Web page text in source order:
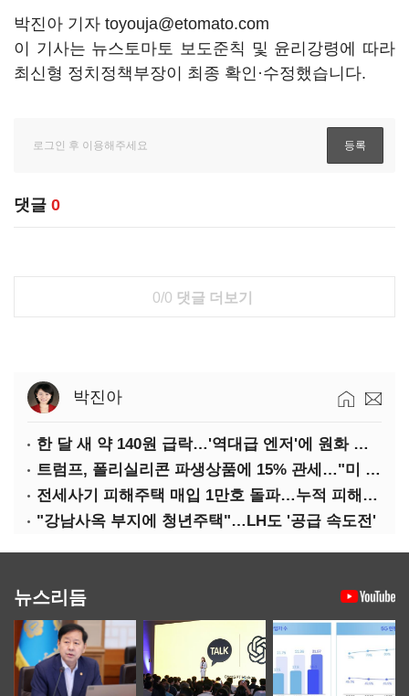
박진아 기자 toyouja@etomato.com
이 기사는 뉴스토마토 보도준칙 및 윤리강령에 따라
최신형 정치정책부장이 최종 확인·수정했습니다.
댓글 0
0/0 댓글 더보기
박진아
한 달 새 약 140원 급락…'역대급 엔저'에 원화 변곡점
트럼프, 폴리실리콘 파생상품에 15% 관세…"미 산업 재건"
전세사기 피해주택 매입 1만호 돌파…누적 피해자 4만278명
"강남사옥 부지에 청년주택"…LH도 '공급 속도전'
뉴스리듬